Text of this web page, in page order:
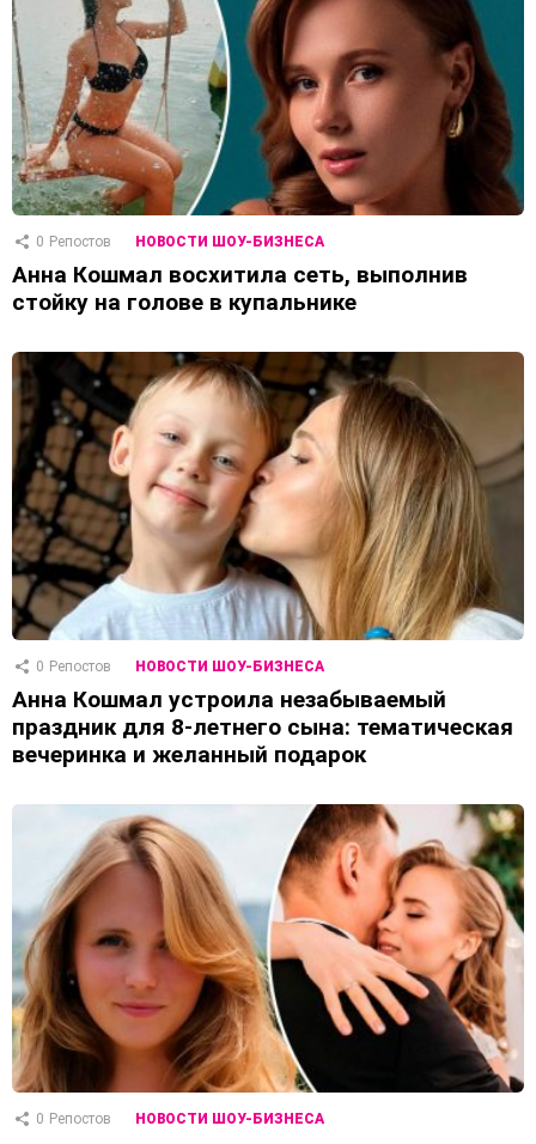
0 Репостов НОВОСТИ ШОУ-БИЗНЕСА
Анна Кошмал восхитила сеть, выполнив
стойку на голове в купальнике
0 Репостов НОВОСТИ ШОУ-БИЗНЕСА
Анна Кошмал устроила незабываемый
праздник для 8-летнего сына: тематическая
вечеринка и желанный подарок
0 Репостов НОВОСТИ ШОУ-БИЗНЕСА